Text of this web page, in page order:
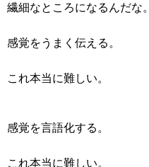
繊細なところになるんだな。
感覚をうまく伝える。
これ本当に難しい。
感覚を言語化する。
これ本当に難しい。